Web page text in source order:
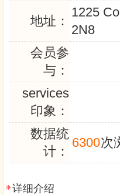
地址：
1225
2N8
会员参
与：
services
印象：
数据统
计：
6300次
详细介绍